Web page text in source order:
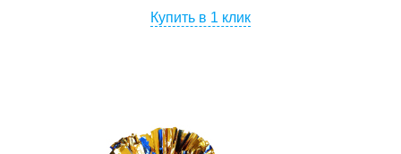
Купить в 1 клик